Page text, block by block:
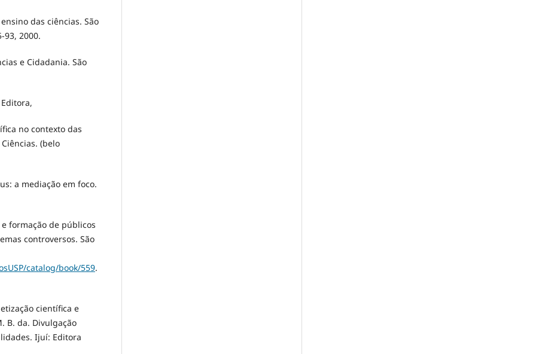
das ciências. São
93, 2000.
e Cidadania. São
no contexto das
(belo
a mediação em foco.
formação de públicos
controversos. São
catalog/book/559.
científica e
B. da. Divulgação
Ijuí: Editora